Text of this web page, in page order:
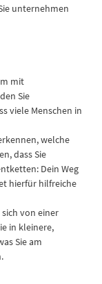
unternehmen
mit
Sie
viele Menschen in
welche
dass Sie
Dein Weg
hierfür hilfreiche
sich von einer
in kleinere,
Sie am